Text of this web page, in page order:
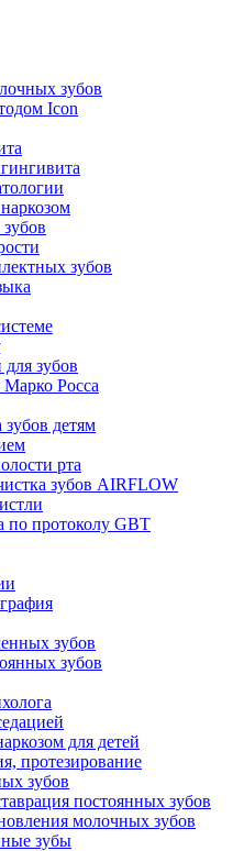
зубов
Icon
зубов
зубов
Росса
детям
рта
зубов AIRFLOW
по протоколу GBT
зубов
зубов
для детей
протезирование
зубов
постоянных зубов
молочных зубов
зубы